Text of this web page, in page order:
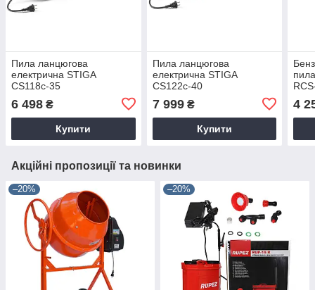
Пила ланцюгова
електрична STIGA
CS118c-35
6 498 ₴
Купити
Пила ланцюгова
електрична STIGA
CS122c-40
7 999₴
Купити
4
Акційні пропозиції та новинки
–20% –20%